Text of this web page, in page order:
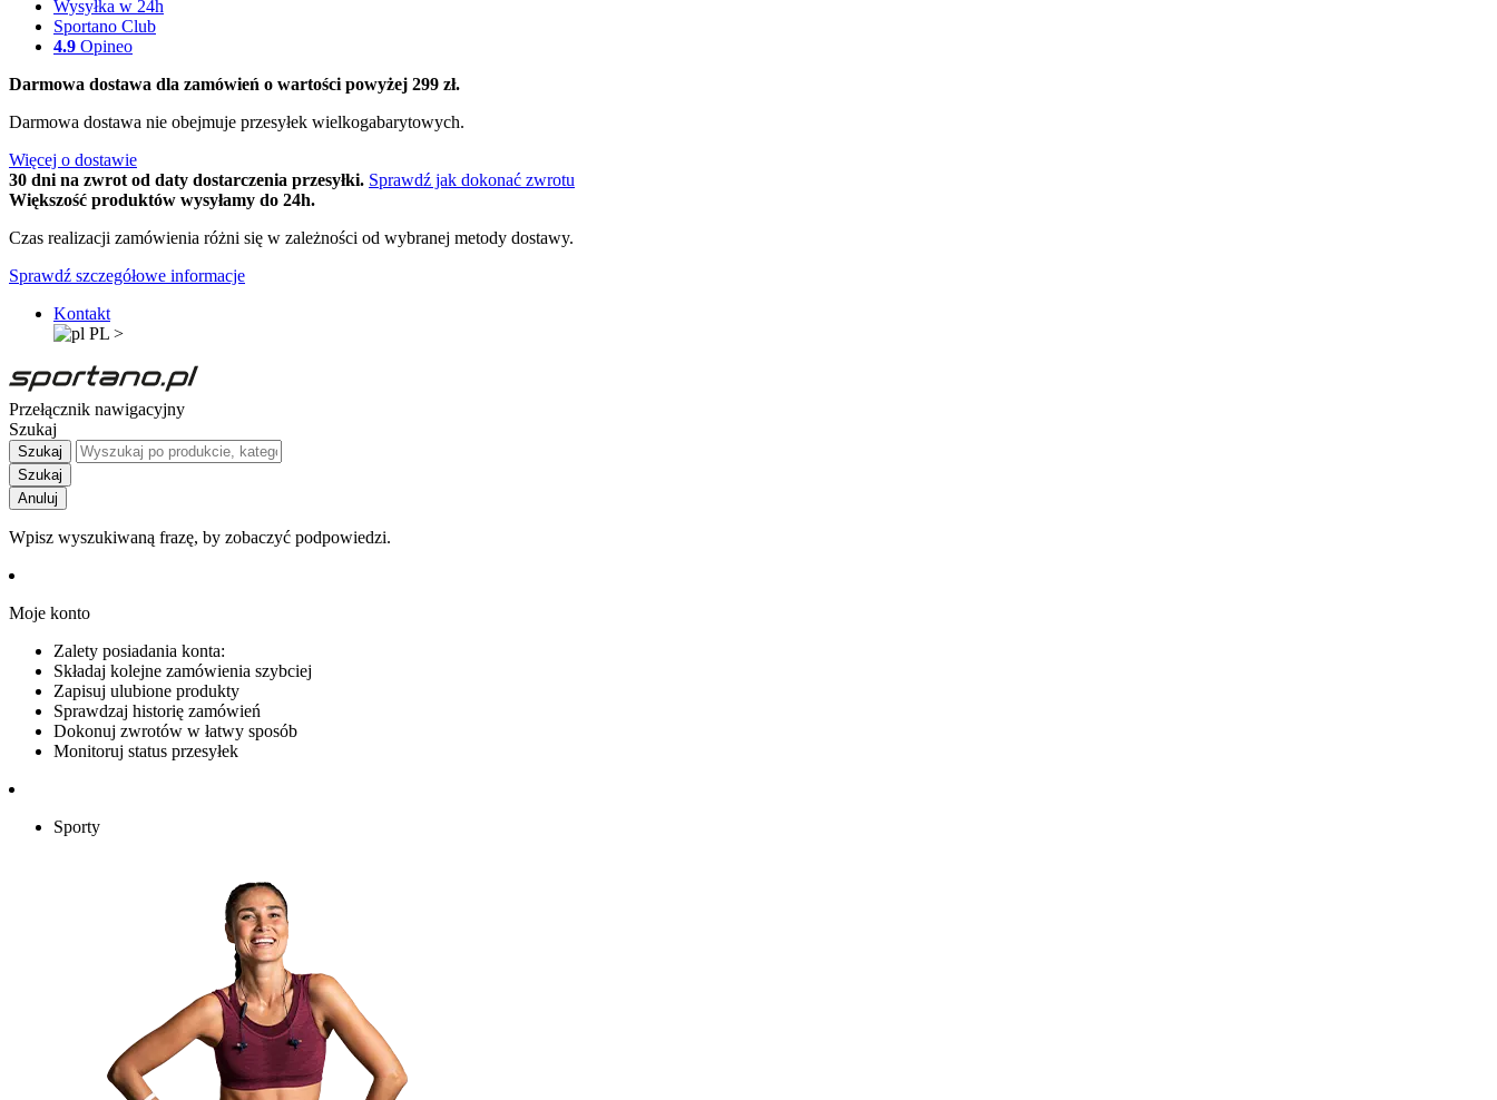
Wysyłka w 24h
Sportano Club
4.9 Opineo
Darmowa dostawa dla zamówień o wartości powyżej 299 zł.
Darmowa dostawa nie obejmuje przesyłek wielkogabarytowych.
Więcej o dostawie
30 dni na zwrot od daty dostarczenia przesyłki. Sprawdź jak dokonać zwrotu
Większość produktów wysyłamy do 24h.
Czas realizacji zamówienia różni się w zależności od wybranej metody dostawy.
Sprawdź szczegółowe informacje
Kontakt
PL >
Przełącznik nawigacyjny
Szukaj
Szukaj
Szukaj
Anuluj
Wpisz wyszukiwaną frazę, by zobaczyć podpowiedzi.
Moje konto
Zalety posiadania konta:
Składaj kolejne zamówienia szybciej
Zapisuj ulubione produkty
Sprawdzaj historię zamówień
Dokonuj zwrotów w łatwy sposób
Monitoruj status przesyłek
Sporty